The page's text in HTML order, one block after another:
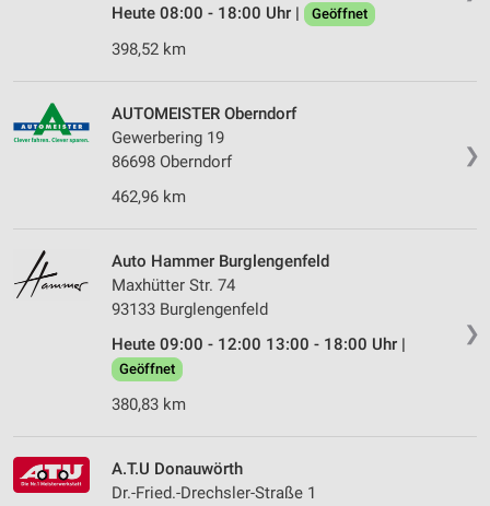
Heute 08:00 - 18:00 Uhr |
Geöffnet
398,52 km
❯
AUTOMEISTER Oberndorf
Gewerbering 19
86698 Oberndorf
462,96 km
❯
Auto Hammer Burglengenfeld
Maxhütter Str. 74
93133 Burglengenfeld
Heute 09:00 - 12:00 13:00 - 18:00 Uhr |
Geöffnet
380,83 km
A.T.U Donauwörth
Dr.-Fried.-Drechsler-Straße 1